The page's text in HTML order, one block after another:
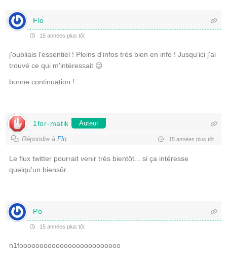
Flo
15 années plus tôt
j'oubliais l'essentiel ! Pleins d'infos très bien en info ! Jusqu'ici j'ai
trouvé ce qui m'intéressait 😉
bonne continuation !
1for-matik Auteur
Répondre àFlo 15 années plus tôt
Le flux twitter pourrait venir très bientôt... si ça intéresse
quelqu'un biensûr...
Po
15 années plus tôt
n1fooooooooooooooooooooooooo